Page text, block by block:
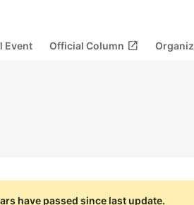
Event Official Column open_in_new
have passed since last update.